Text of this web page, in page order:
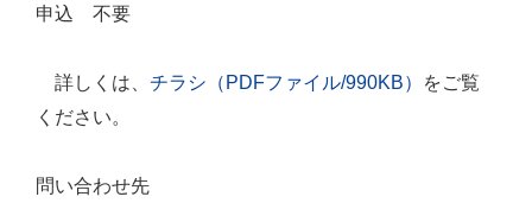
申込 不要
詳しくは、 チラシ（PDFファイル/990KB）
をご覧
ください。
問い合わせ先